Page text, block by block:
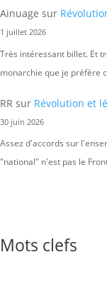
Ainuage sur
1 juillet 2026
Très intéressant billet. Et
monarchie que je préfère
RR sur Révolution et
30 juin 2026
Assez d'accords sur
"national" n'est pas le
Mots clefs